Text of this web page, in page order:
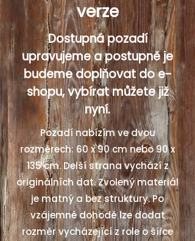
verze
Dostupná pozadí
upravujeme a postupně je
budeme doplňovat do e-
shopu, vybírat můžete již
nyní.
Pozadí nabízím ve dvou
rozměrech: 60 x 90 cm nebo 90 x
135 cm. Delší strana vychází z
originálních dat. Zvolený materiál
je matný a bez struktury. Po
vzájemné dohodě lze dodat
rozměr vycházející z role o šířce